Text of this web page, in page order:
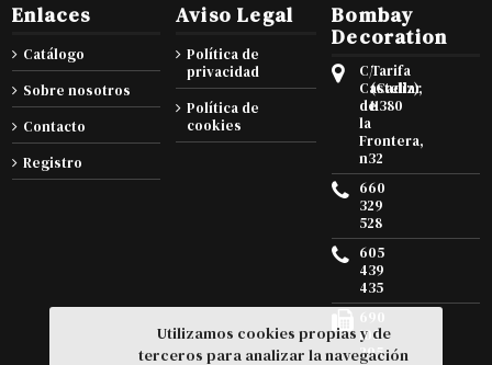
Enlaces
Catálogo
Sobre nosotros
Contacto
Registro
Aviso Legal
Política de
privacidad
Política de
cookies
Bombay
Decoration
C/
Castellar
de
la
Frontera,
n32
Tarifa
(Cadiz),
11380
660
329
528
605
439
435
105
295
Utilizamos cookies propias y de
terceros para analizar la navegación